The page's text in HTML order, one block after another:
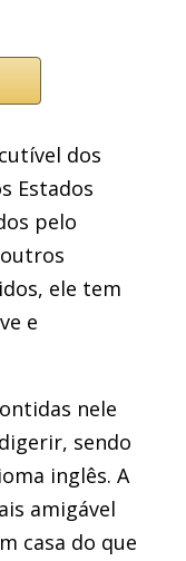
dos
Estados
pelo
ele tem
e
nele
sendo
inglês. A
amigável
casa do que